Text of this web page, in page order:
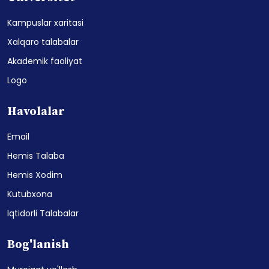
Kampuslar xaritasi
Xalqaro talabalar
Akademik faoliyat
Logo
Havolalar
Email
Hemis Talaba
Hemis Xodim
Kutubxona
Iqtidorli Talabalar
Bog'lanish